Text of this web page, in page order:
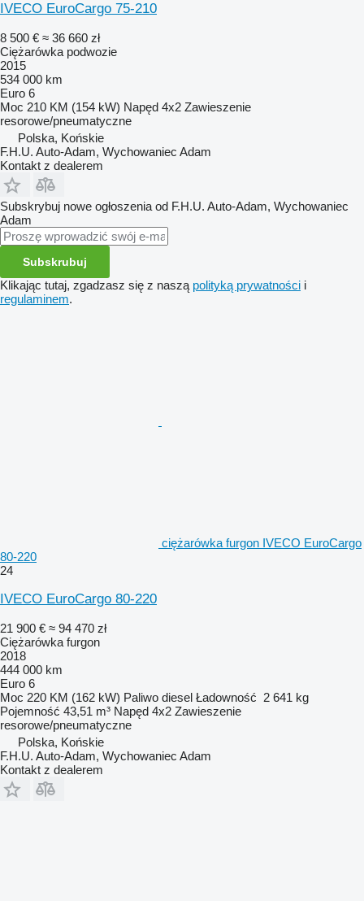
IVECO EuroCargo 75-210
8 500 € ≈ 36 660 zł
Ciężarówka podwozie
2015
534 000 km
Euro 6
Moc 210 KM (154 kW) Napęd 4x2 Zawieszenie
resorowe/pneumatyczne
Polska, Końskie
F.H.U. Auto-Adam, Wychowaniec Adam
Kontakt z dealerem
Subskrybuj nowe ogłoszenia od F.H.U. Auto-Adam, Wychowaniec
Adam
Subskrubuj
Klikając tutaj, zgadzasz się z naszą polityką prywatności i
regulaminem.
ciężarówka furgon IVECO EuroCargo
80-220
24
IVECO EuroCargo 80-220
21 900 € ≈ 94 470 zł
Ciężarówka furgon
2018
444 000 km
Euro 6
Moc 220 KM (162 kW) Paliwo diesel Ładowność 2 641 kg
Pojemność 43,51 m³ Napęd 4x2 Zawieszenie
resorowe/pneumatyczne
Polska, Końskie
F.H.U. Auto-Adam, Wychowaniec Adam
Kontakt z dealerem